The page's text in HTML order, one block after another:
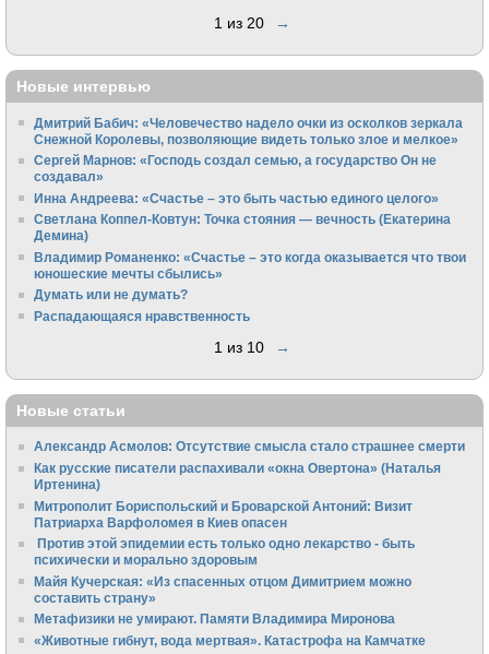
1 из 20 →
Новые интервью
Дмитрий Бабич: «Человечество надело очки из осколков зеркала
Снежной Королевы, позволяющие видеть только злое и мелкое»
Сергей Марнов: «Господь создал семью, а государство Он не
создавал»
Инна Андреева: «Счастье – это быть частью единого целого»
Светлана Коппел-Ковтун: Точка стояния — вечность (Екатерина
Демина)
Владимир Романенко: «Счастье – это когда оказывается что твои
юношеские мечты сбылись»
Думать или не думать?
Распадающаяся нравственность
1 из 10 →
Новые статьи
Александр Асмолов: Отсутствие смысла стало страшнее смерти
Как русские писатели распахивали «окна Овертона» (Наталья
Иртенина)
Митрополит Бориспольский и Броварской Антоний: Визит
Патриарха Варфоломея в Киев опасен
Против этой эпидемии есть только одно лекарство - быть
психически и морально здоровым
Майя Кучерская: «Из спасенных отцом Димитрием можно
составить страну»
Метафизики не умирают. Памяти Владимира Миронова
«Животные гибнут, вода мертвая». Катастрофа на Камчатке